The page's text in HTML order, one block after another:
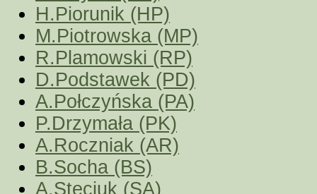
H.Piorunik (HP)
M.Piotrowska (MP)
R.Plamowski (RP)
D.Podstawek (PD)
A.Połczyńska (PA)
P.Drzymała (PK)
A.Roczniak (AR)
B.Socha (BS)
A.Steciuk (SA)